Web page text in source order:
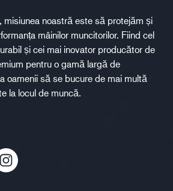
misiunea noastră este să protejăm și
mâinilor muncitorilor. Fiind cel
și cei mai inovator producător de
pentru o gamă largă de
oamenii să se bucure de mai multă
la locul de muncă.